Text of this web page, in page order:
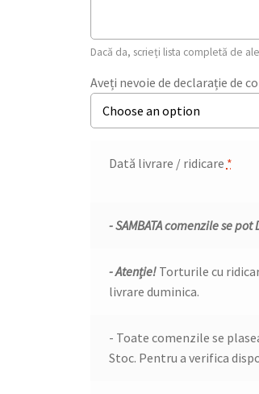
Dacă da, scrieți lista completă de
Aveți nevoie de declarație de
Dată livrare / ridicare *
- SAMBATA comenzile se
- Atenție! Torturile cu
livrare duminica.
- Toate comenzile se
Stoc. Pentru a verifica